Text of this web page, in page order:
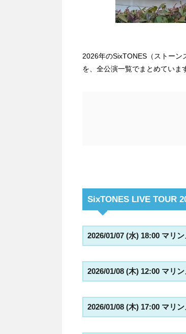
2026年のSixTONES（ストーン
を、全公演一覧でまとめていま
SixTONES LIVE TOUR
2026/01/07 (水) 18:00 マリ
2026/01/08 (木) 12:00 マリ
2026/01/08 (木) 17:00 マリ